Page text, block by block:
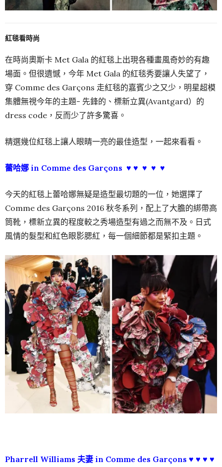
紅毯看時尚
在時尚奧斯卡 Met Gala 的紅毯上出現各種畫風奇妙的有趣
場面。但很遺憾，今年 Met Gala 的紅毯秀要讓人失望了，
穿 Comme des Garçons 走紅毯的嘉賓少之又少，明星超模
集體無視今年的主題- 先鋒的、標新立異(Avantgard）的
dress code，反而少了許多驚喜。
精選幾位紅毯上讓人眼睛一亮的最佳造型，一起來看看。
蕾哈娜 in Comme des Garçons ♥ ♥ ♥ ♥ ♥
今天的紅毯上蕾哈娜無疑是造型最切題的一位，她選擇了
Comme des Garçons 2016 秋冬系列，配上了大膽的綁帶高
筒靴，標新立異的程度較之秀場造型有過之而無不及。日式
風情的髮型和紅色眼影腮紅，每一個細節都是緊扣主題。
Pharrell Williams 夫妻 in Comme des Garçons ♥ ♥ ♥ ♥